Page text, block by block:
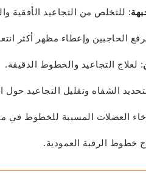
: للتخلص من التجاعيد الأفقية
الحاجبين وإعطاء مظهر أكثر
: لعلاج التجاعيد والخطوط الدقيقة.
الشفاه وتقليل التجاعيد حول
العضلات المسببة للخطوط في
خطوط الرقبة العمودية.